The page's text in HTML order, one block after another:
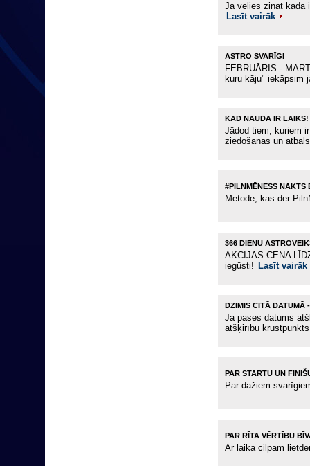
Ja vēlies zināt kāda
Lasīt vairāk
ASTRO SVARĪGI
FEBRUĀRIS -
kuru kāju" iekāpsim
KAD NAUDA IR LAIKS!
Jādod tiem, kuriem
ziedošanas un
#PILNMĒNESS
Metode, kas der
366 DIENU
AKCIJAS CENA
iegūsti! Lasīt vairāk
DZIMIS CITĀ DATUMĀ
Ja pases datums
atšķirību
PAR STARTU UN
Par dažiem
PAR RĪTA VĒRTĪBU
Ar laika cilpām